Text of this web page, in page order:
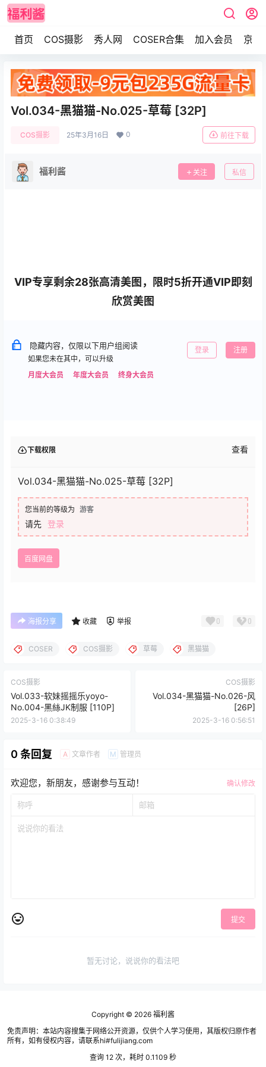
首页 COS摄影 秀人网 COSER合集 加入会员 京东
Vol.034-黑猫猫-No.025-草莓 [32P]
COS摄影 25年3月16日 0 前往下载
福利酱 关注 私信
VIP专享剩余28张高清美图，限时5折开通VIP即刻
欣赏美图
隐藏内容，仅限以下用户组阅读
如果您未在其中，可以升级
月度大会员
年度大会员 终身大会员
登录 注册
下载权限 查看
Vol.034-黑猫猫-No.025-草莓 [32P]
您当前的等级为 游客
请先 登录
百度网盘
海报分享 收藏 举报 0 0
COSER COS摄影 草莓 黑猫猫
COS摄影
Vol.033-软妹摇摇乐yoyo-
No.004-黑絲JK制服 [110P]
2025-3-16 0:38:49
COS摄影
Vol.034-黑猫猫-No.026-风
[26P]
2025-3-16 0:56:51
0 条回复 A 文章作者 M 管理员
欢迎您，新朋友，感谢参与互动！ 确认修改
提交
暂无讨论，说说你的看法吧
Copyright © 2026 福利酱
免责声明：本站内容搜集于网络公开资源，仅供个人学习使用，其版权归原作者
所有，如有侵权内容，请联系hi#fulijiang.com
查询 12 次，耗时 0.1109 秒